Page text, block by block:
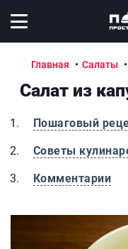
Открыть меню
Главная Салаты
Салат из
Пошаговый
Советы
Комментарии
Салат из капусты